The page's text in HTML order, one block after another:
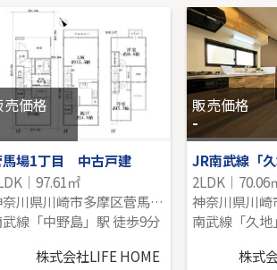
小田急線「新百合ヶ丘」新築分譲
-｜2LDK｜99.96㎡｜-
販売価格を見る
売価格
馬場1丁目 中古戸建
｜97.61㎡
神奈川県川崎市多摩区菅馬場１丁目
武線「中野島」駅 徒歩9分
株式会社LIFE HOME
販売価格
-
JR南武線「
2LDK｜70.06
南武線「久
株式